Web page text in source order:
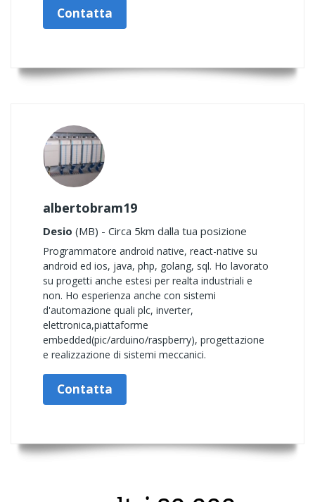
Contatta
albertobram19
Desio (MB) - Circa 5km dalla tua posizione
Programmatore android native, react-native su
android ed ios, java, php, golang, sql. Ho lavorato
su progetti anche estesi per realta industriali e
non. Ho esperienza anche con sistemi
d'automazione quali plc, inverter,
elettronica,piattaforme
embedded(pic/arduino/raspberry), progettazione
e realizzazione di sistemi meccanici.
Contatta